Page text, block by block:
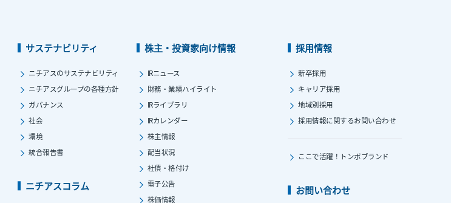
サステナビリティ
ニチアスのサステナビリティ
ニチアスグループの各種方針
ガバナンス
社会
環境
統合報告書
ニチアスコラム
株主・投資家向け情報
IRニュース
財務・業績ハイライト
IRライブラリ
IRカレンダー
株主情報
配当状況
社債・格付け
電子公告
株価情報
採用情報
新卒採用
キャリア採用
地域別採用
採用情報に関するお問い合わせ
ここで活躍！ トンボブランド
お問い合わせ